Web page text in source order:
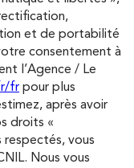
et de portabilité
consentement à
l’Agence / Le
fr pour plus
après avoir
droits «
respectés, vous
Nous vous